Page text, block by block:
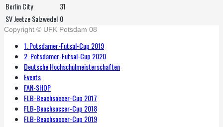
Berlin City
31
SV Jeetze Salzwedel 0
Copyright © UFK Potsdam 08
1. Potsdamer-Futsal-Cup 2019
2. Potsdamer-Futsal-Cup 2020
Deutsche Hochschulmeisterschaften
Events
FAN-SHOP
FLB-Beachsoccer-Cup 2017
FLB-Beachsoccer-Cup 2018
FLB-Beachsoccer-Cup 2019